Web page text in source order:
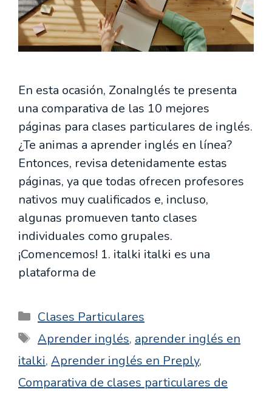
En esta ocasión, ZonaInglés te presenta
una comparativa de las 10 mejores
páginas para clases particulares de inglés.
¿Te animas a aprender inglés en línea?
Entonces, revisa detenidamente estas
páginas, ya que todas ofrecen profesores
nativos muy cualificados e, incluso,
algunas promueven tanto clases
individuales como grupales.
¡Comencemos! 1. italki italki es una
plataforma de
Categorías
Clases Particulares
Etiquetas
Aprender inglés, aprender inglés en
italki, Aprender inglés en Preply,
Comparativa de clases particulares de